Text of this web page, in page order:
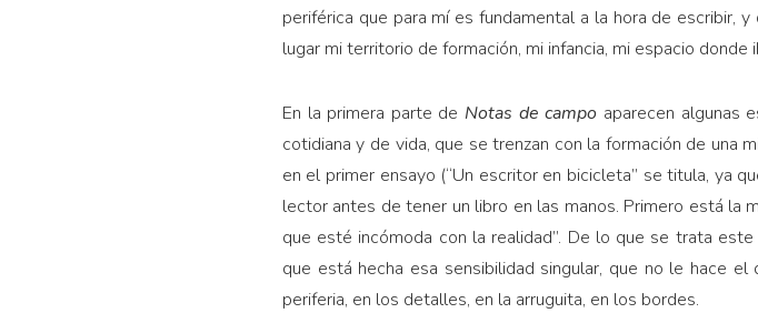
periférica que para mí es fundamental a la hora de escribir,
lugar mi territorio de formación, mi infancia, mi espacio donde
En la primera parte de Notas de campo aparecen algunas
cotidiana y de vida, que se trenzan con la formación de una
en el primer ensayo (“Un escritor en bicicleta” se titula, ya
lector antes de tener un libro en las manos. Primero está la
que esté incómoda con la realidad”. De lo que se trata
que está hecha esa sensibilidad singular, que no le hace
periferia, en los detalles, en la arruguita, en los bordes.